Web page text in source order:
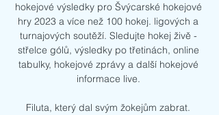
hokejové výsledky pro Švýcarské hokejové
hry 2023 a více než 100 hokej. ligových a
turnajových soutěží. Sledujte hokej živě -
střelce gólů, výsledky po třetinách, online
tabulky, hokejové zprávy a další hokejové
informace live.
Filuta, který dal svým žokejům zabrat.